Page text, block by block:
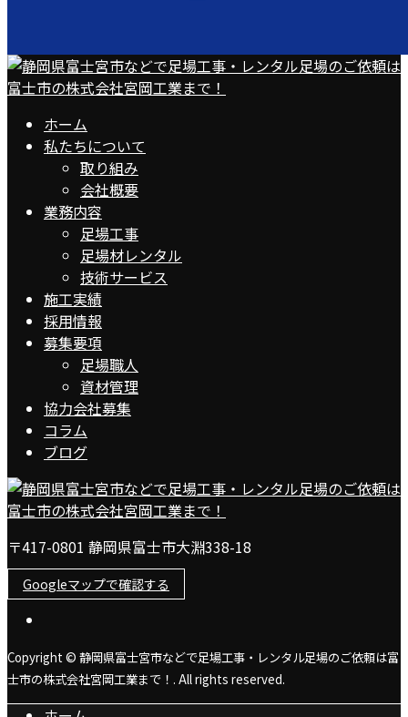
ホーム
私たちについて
取り組み
会社概要
業務内容
足場工事
足場材レンタル
技術サービス
施工実績
採用情報
募集要項
足場職人
資材管理
協力会社募集
コラム
ブログ
〒417-0801 静岡県富士市大淵338-18
Googleマップで確認する
Copyright © 静岡県富士宮市などで足場工事・レンタル足場のご依頼は富
士市の株式会社宮岡工業まで！. All rights reserved.